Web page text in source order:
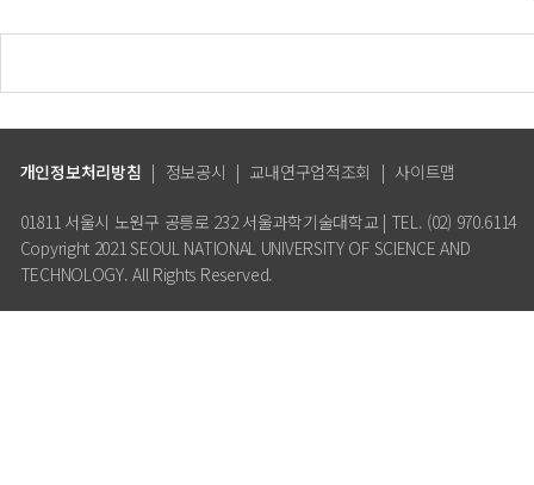
개인정보처리방침 | 정보공시 | 교내연구업적조회 | 사이트맵
01811 서울시 노원구 공릉로 232 서울과학기술대학교 | TEL. (02) 970.6114
Copyright 2021 SEOUL NATIONAL UNIVERSITY OF SCIENCE AND
TECHNOLOGY. All Rights Reserved.